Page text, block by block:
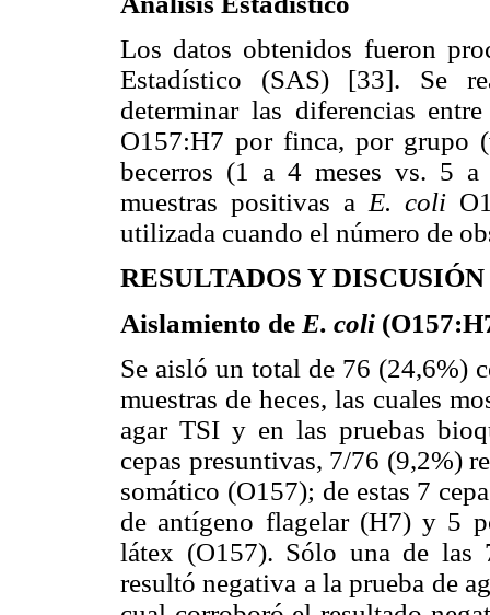
Los datos obtenidos fueron
Estadístico (SAS) [33]. Se
determinar las diferencias
O157:H7 por finca, por grupo
becerros (1 a 4 meses vs. 5
muestras positivas a E. coli
utilizada cuando el número de
RESULTADOS Y DISCUSIÓN
Aislamiento de E. coli
Se aisló un total de 76 (24,6%)
muestras de heces, las cuales
agar TSI y en las pruebas
cepas presuntivas, 7/76 (9,2%)
somático (O157); de estas 7
de antígeno flagelar (H7) y 5
látex (O157). Sólo una de las
resultó negativa a la prueba de